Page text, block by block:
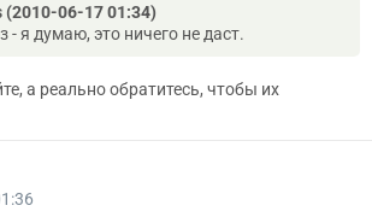
(2010-06-17 01:34)
- я думаю, это ничего не даст.
а реально обратитесь, чтобы их